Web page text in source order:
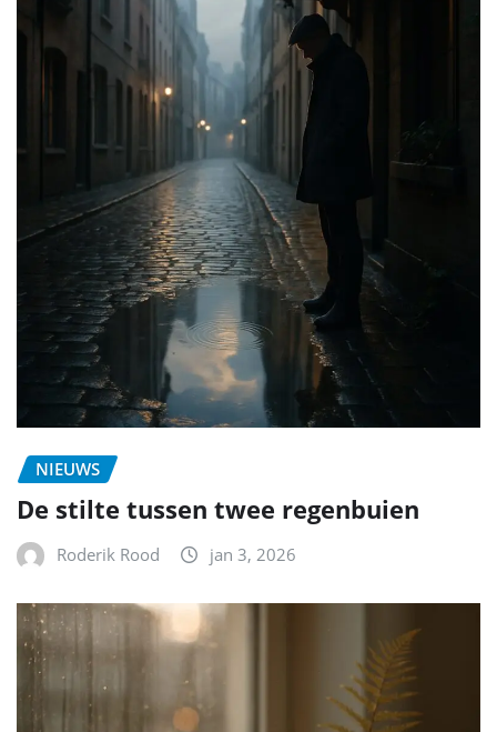
NIEUWS
De stilte tussen twee regenbuien
Roderik Rood jan 3, 2026